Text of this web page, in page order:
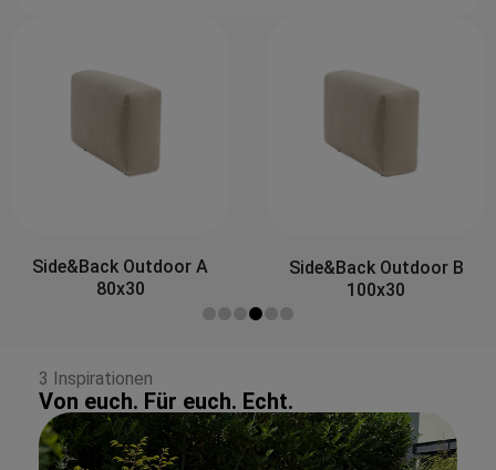
Side&Back Outdoor A
80x30
Side&Back Outdoor B
100x30
3 Inspirationen
Von euch. Für euch. Echt.